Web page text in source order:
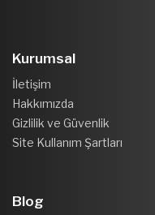
Kurumsal
İletişim
Hakkımızda
Gizlilik ve Güvenlik
Site Kullanım Şartları
Blog